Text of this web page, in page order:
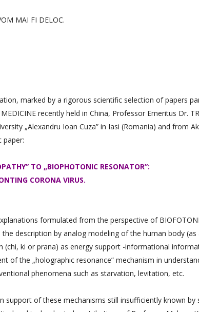
MAI FI DELOC.
marked by a rigorous scientific selection of papers
MEDICINE recently held in China, Professor Emeritus Dr.
„Alexandru Ioan Cuza” in Iasi (Romania) and from
paper:
TO „BIOPHOTONIC RESONATOR”:
CORONA VIRUS.
formulated from the perspective of
description by analog modeling of the human body
(chi, ki or prana) as energy support -informational
of the „holographic resonance” mechanism in
phenomena such as starvation, levitation, etc.
support of these mechanisms still insufficiently known by